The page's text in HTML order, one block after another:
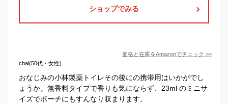
ショップでみる
価格と在庫をAmazonでチェック >>
chai(50代・女性)
おなじみの小林製薬トイレその後にの携帯用はいかがでし
ょうか。無香料タイプで香りも気にならず、23ml のミニサ
イズでポーチにもすんなり収まります。